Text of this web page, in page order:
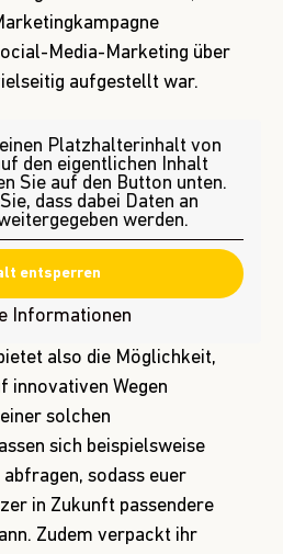
Media-Marketing über
aufgestellt war.
Platzhalterinhalt von
den eigentlichen Inhalt
Sie auf den Button unten.
dass dabei Daten an
werden.
entsperren
Informationen
also die Möglichkeit,
innovativen Wegen
solchen
sich beispielsweise
sodass euer
in Zukunft passendere
Zudem verpackt ihr